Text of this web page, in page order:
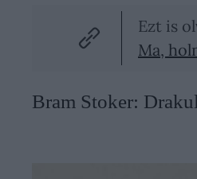
Ezt is
Ma,
Bram Stoker: